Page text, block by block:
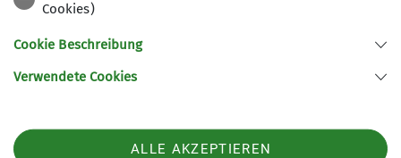
Sektion Ebersberg-Grafing des Deutschen Alpenvereins e.V.
Cookies)
Cookie Beschreibung
Verwendete Cookies
ALLE AKZEPTIEREN